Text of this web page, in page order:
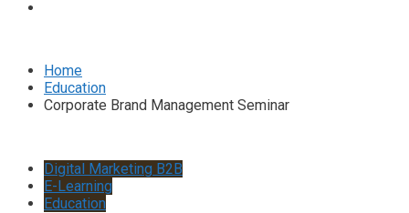
Home
Education
Corporate Brand Management Seminar
Digital Marketing B2B
E-Learning
Education